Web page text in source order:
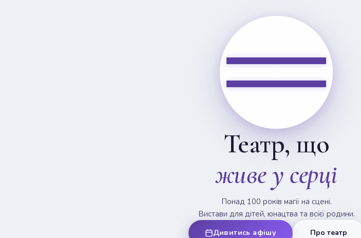
Театр, що
живе у серці
Понад 100 років магії на сцені.
Вистави для дітей, юнацтва та всієї родини.
Дивитись афішу Про театр